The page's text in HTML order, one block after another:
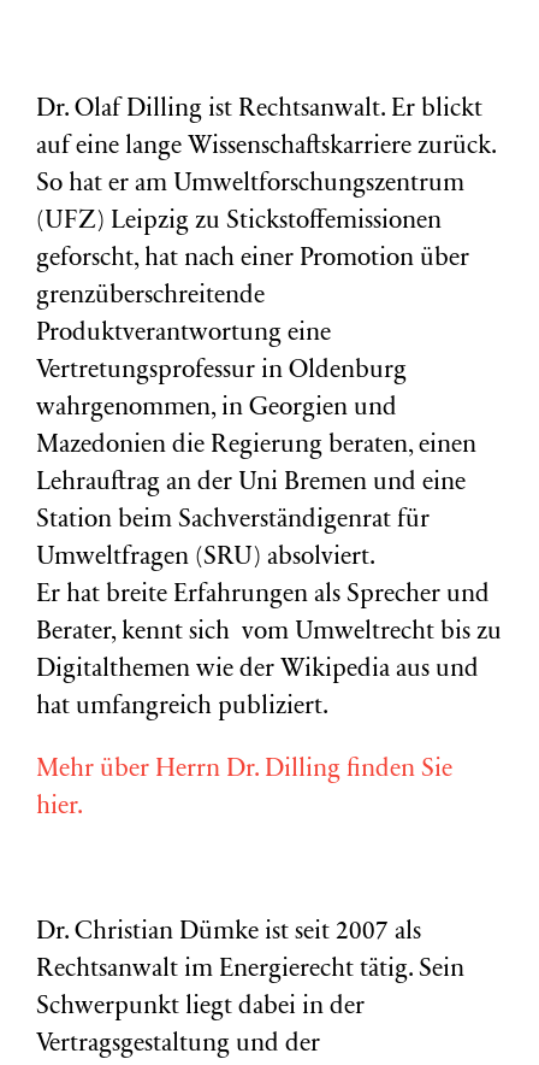
Dr. Olaf Dilling ist Rechtsanwalt. Er blickt
auf eine lange Wissenschaftskarriere zurück.
So hat er am Umweltforschungszentrum
(UFZ) Leipzig zu Stickstoffemissionen
geforscht, hat nach einer Promotion über
grenzüberschreitende
Produktverantwortung eine
Vertretungsprofessur in Oldenburg
wahrgenommen, in Georgien und
Mazedonien die Regierung beraten, einen
Lehrauftrag an der Uni Bremen und eine
Station beim Sachverständigenrat für
Umweltfragen (SRU) absolviert.
Er hat breite Erfahrungen als Sprecher und
Berater, kennt sich vom Umweltrecht bis zu
Digitalthemen wie der Wikipedia aus und
hat umfangreich publiziert.
Mehr über Herrn Dr. Dilling finden Sie
hier.
Dr. Christian Dümke ist seit 2007 als
Rechtsanwalt im Energierecht tätig. Sein
Schwerpunkt liegt dabei in der
Vertragsgestaltung und der